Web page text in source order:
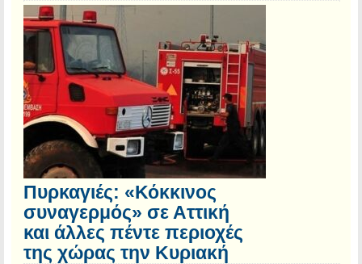
Πυρκαγιές: «Κόκκινος
συναγερμός» σε Αττική
και άλλες πέντε περιοχές
της χώρας την Κυριακή